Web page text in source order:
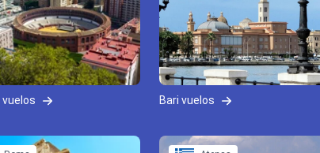
Bari vuelos